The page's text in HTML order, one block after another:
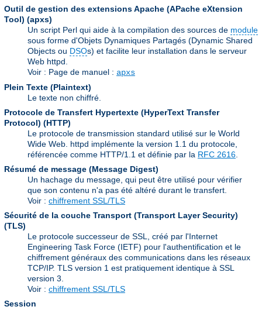
Outil de gestion des extensions Apache (APache eXtension
Tool) (apxs)
Un script Perl qui aide à la compilation des sources de module
sous forme d'Objets Dynamiques Partagés (Dynamic Shared
Objects ou DSOs) et facilite leur installation dans le serveur
Web httpd.
Voir : Page de manuel : apxs
Plein Texte (Plaintext)
Le texte non chiffré.
Protocole de Transfert Hypertexte (HyperText Transfer
Protocol) (HTTP)
Le protocole de transmission standard utilisé sur le World
Wide Web. httpd implémente la version 1.1 du protocole,
référencée comme HTTP/1.1 et définie par la RFC 2616
Résumé de message (Message Digest)
Un hachage du message, qui peut être utilisé pour vérifier
que son contenu n'a pas été altéré durant le transfert.
Voir : chiffrement SSL/TLS
Sécurité de la couche Transport (Transport Layer Security)
(TLS)
Le protocole successeur de SSL, créé par l'Internet
Engineering Task Force (IETF) pour l'authentification et le
chiffrement généraux des communications dans les réseaux
TCP/IP. TLS version 1 est pratiquement identique à SSL
version 3.
Voir : chiffrement SSL/TLS
Session